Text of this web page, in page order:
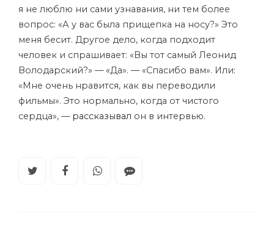
я не люблю ни сами узнавания, ни тем более
вопрос: «А у вас была прищепка на носу?» Это
меня бесит. Другое дело, когда подходит
человек и спрашивает: «Вы тот самый Леонид
Володарский?» — «Да». — «Спасибо вам». Или:
«Мне очень нравится, как вы переводили
фильмы». Это нормально, когда от чистого
сердца», — рассказывал он в интервью.